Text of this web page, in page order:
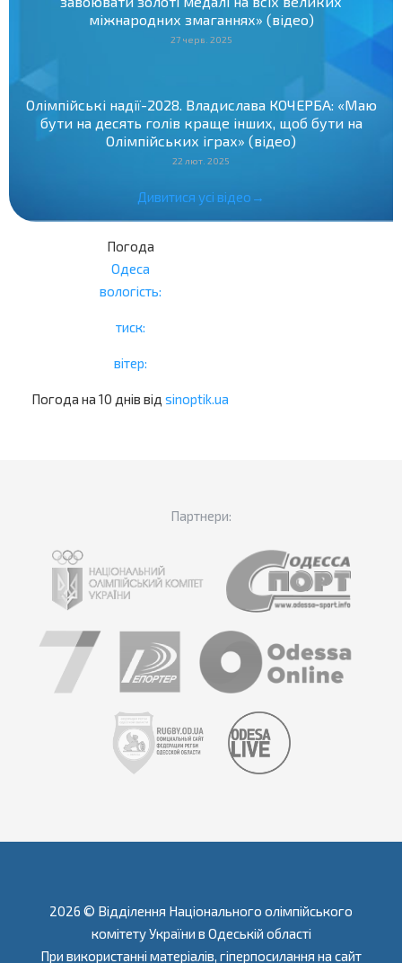
міжнародних змаганнях» (відео)
27 черв. 2025
Олімпійські надії-2028. Владислава КОЧЕРБА: «Маю
бути на десять голів краще інших, щоб бути на
Олімпійських іграх» (відео)
22 лют. 2025
Дивитися усі відео→
Погода
Одеса
вологість:
тиск:
вітер:
Погода на 10 днів від sinoptik.ua
Партнери:
2026 © Відділення Національного олімпійського
комітету України в Одеській області
При використанні матеріалів, гіперпосилання на сайт